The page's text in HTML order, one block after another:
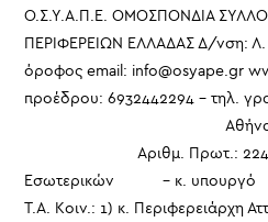
Ο.Σ.Υ.Α.Π.Ε. ΟΜΟΣΠΟΝΔΙΑ
ΠΕΡΙΦΕΡΕΙΩΝ ΕΛΛΑΔΑΣ Δ/νση:
όροφος email: info@osyape.gr
προέδρου: 6932442294 – τηλ.
Αθήνα 17
Αριθμ. Πρωτ.: 224
Εσωτερικών - κ.
Τ.Α. Κοιν.: 1) κ. Περιφερειάρχη